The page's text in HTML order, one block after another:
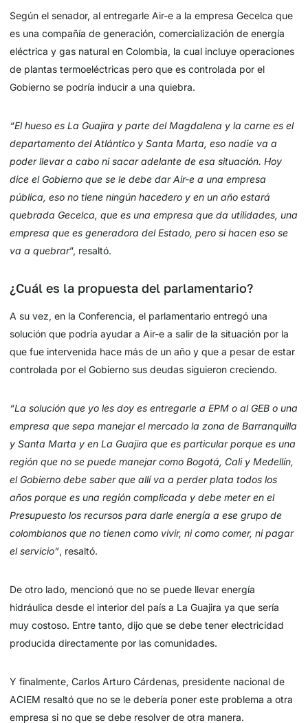
Según el senador, al entregarle Air-e a la empresa Gecelca que
es una compañía de generación, comercialización de energía
eléctrica y gas natural en Colombia, la cual incluye operaciones
de plantas termoeléctricas pero que es controlada por el
Gobierno se podría inducir a una quiebra.
“El hueso es La Guajira y parte del Magdalena y la carne es el
departamento del Atlántico y Santa Marta, eso nadie va a
poder llevar a cabo ni sacar adelante de esa situación. Hoy
dice el Gobierno que se le debe dar Air-e a una empresa
pública, eso no tiene ningún hacedero y en un año estará
quebrada Gecelca, que es una empresa que da utilidades, una
empresa que es generadora del Estado, pero si hacen eso se
va a quebrar”, resaltó.
¿Cuál es la propuesta del parlamentario?
A su vez, en la Conferencia, el parlamentario entregó una
solución que podría ayudar a Air-e a salir de la situación por la
que fue intervenida hace más de un año y que a pesar de estar
controlada por el Gobierno sus deudas siguieron creciendo.
“La solución que yo les doy es entregarle a EPM o al GEB o una
empresa que sepa manejar el mercado la zona de Barranquilla
y Santa Marta y en La Guajira que es particular porque es una
región que no se puede manejar como Bogotá, Cali y Medellín,
el Gobierno debe saber que allí va a perder plata todos los
años porque es una región complicada y debe meter en el
Presupuesto los recursos para darle energía a ese grupo de
colombianos que no tienen como vivir, ni como comer, ni pagar
el servicio”, resaltó.
De otro lado, mencionó que no se puede llevar energía
hidráulica desde el interior del país a La Guajira ya que sería
muy costoso. Entre tanto, dijo que se debe tener electricidad
producida directamente por las comunidades.
Y finalmente, Carlos Arturo Cárdenas, presidente nacional de
ACIEM resaltó que no se le debería poner este problema a otra
empresa si no que se debe resolver de otra manera.